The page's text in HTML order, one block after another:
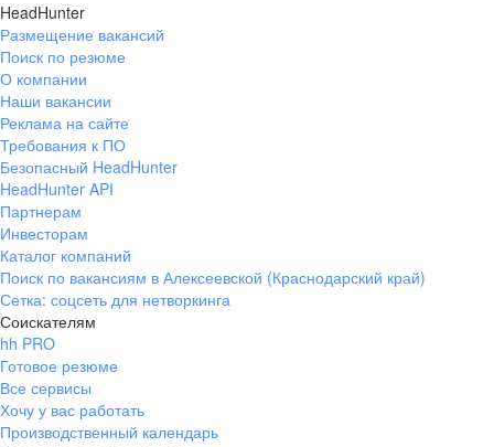
HeadHunter
Размещение вакансий
Поиск по резюме
О компании
Наши вакансии
Реклама на сайте
Требования к ПО
Безопасный HeadHunter
HeadHunter API
Партнерам
Инвесторам
Каталог компаний
Поиск по вакансиям в Алексеевской (Краснодарский край)
Сетка: соцсеть для нетворкинга
Соискателям
hh PRO
Готовое резюме
Все сервисы
Хочу у вас работать
Производственный календарь